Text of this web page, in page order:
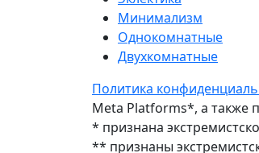
Минимализм
Однокомнатные
Двухкомнатные
Политика
Meta Platforms*, а также
* признана
** признаны